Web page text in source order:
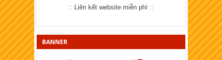
XSKT Sóc Trăng
:: Liên kết website miễn phí ::
BANNER